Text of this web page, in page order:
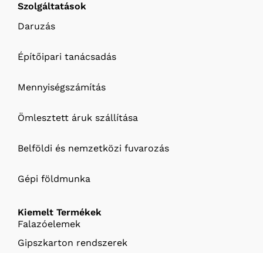
Szolgáltatások
Daruzás
Építőipari tanácsadás
Mennyiségszámítás
Ömlesztett áruk szállítása
Belföldi és nemzetközi fuvarozás
Gépi földmunka
Kiemelt Termékek
Falazóelemek
Gipszkarton rendszerek